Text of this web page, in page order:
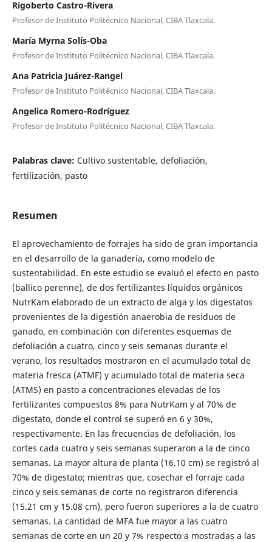
Rigoberto Castro-Rivera
Profesor de Instituto Politécnico Nacional, CIBA Tlaxcala.
María Myrna Solís-Oba
Profesor de Instituto Politécnico Nacional, CIBA Tlaxcala.
Ana Patricia Juárez-Rangel
Profesor de Instituto Politécnico Nacional, CIBA Tlaxcala.
Angelica Romero-Rodríguez
Profesor de Instituto Politécnico Nacional, CIBA Tlaxcala.
Palabras clave: Cultivo sustentable, defoliación,
fertilización, pasto
Resumen
El aprovechamiento de forrajes ha sido de gran importancia
en el desarrollo de la ganadería, como modelo de
sustentabilidad. En este estudio se evaluó el efecto en pasto
(ballico perenne), de dos fertilizantes líquidos orgánicos
NutrKam elaborado de un extracto de alga y los digestatos
provenientes de la digestión anaerobia de residuos de
ganado, en combinación con diferentes esquemas de
defoliación a cuatro, cinco y seis semanas durante el
verano, los resultados mostraron en el acumulado total de
materia fresca (ATMF) y acumulado total de materia seca
(ATMS) en pasto a concentraciones elevadas de los
fertilizantes compuestos 8% para NutrKam y al 70% de
digestato, donde el control se superó en 6 y 30%,
respectivamente. En las frecuencias de defoliación, los
cortes cada cuatro y seis semanas superaron a la de cinco
semanas. La mayor altura de planta (16.10 cm) se registró al
70% de digestato; mientras que, cosechar el forraje cada
cinco y seis semanas de corte no registraron diferencia
(15.21 cm y 15.08 cm), pero fueron superiores a la de cuatro
semanas. La cantidad de MFA fue mayor a las cuatro
semanas de corte en un 20 y 7% respecto a mostradas a las